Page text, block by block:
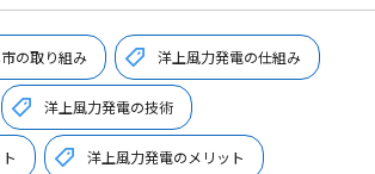
の取り組み 洋上風力発電の仕組み
洋上風力発電の技術
洋上風力発電のメリット